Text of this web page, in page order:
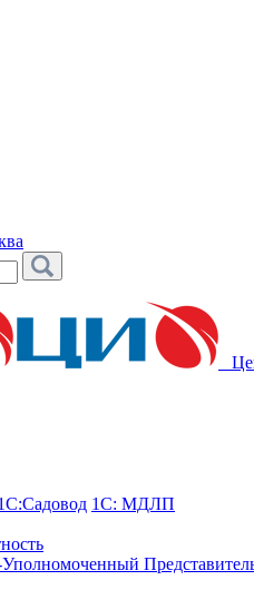
1С: МДЛП